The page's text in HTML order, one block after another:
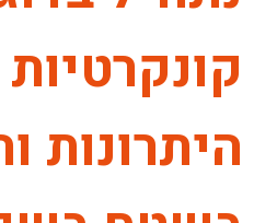
היתרונות